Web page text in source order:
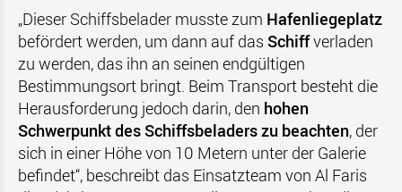
„Dieser Schiffsbelader musste zum Hafenliegeplatz
befördert werden, um dann auf das Schiffverladen
zu werden, das ihn an seinen endgültigen
Bestimmungsort bringt. Beim Transport besteht die
Herausforderung jedoch darin, den hohen
Schwerpunkt des Schiffsbeladers zu beachten, der
sich in einer Höhe von 10 Metern unter der Galerie
befindet“, beschreibt das Einsatzteam von Al Faris